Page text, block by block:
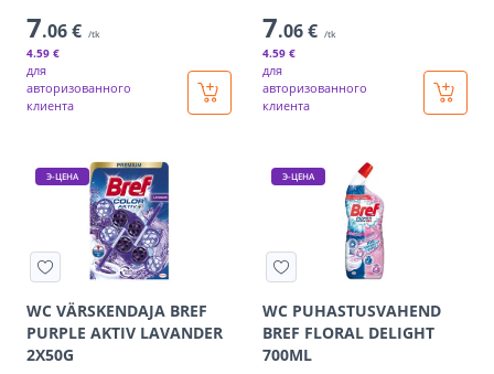
7.06 € /tk
4.59 €
для
авторизованного
клиента
7.06 € /tk
4.59 €
для
авторизованного
клиента
Э-ЦЕНА
WC VÄRSKENDAJA BREF
PURPLE AKTIV LAVANDER
2X50G
Э-ЦЕНА
WC PUHASTUSVAHEND
BREF FLORAL DELIGHT
700ML